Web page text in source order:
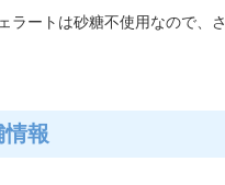
ラートは砂糖不使用なので、
情報